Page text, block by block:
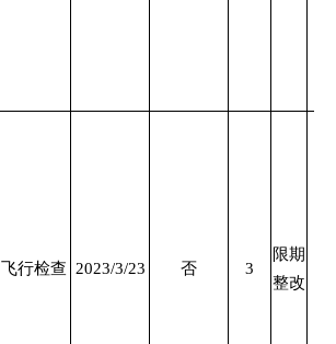
飞行检查 2023/3/23 否 3
限期
整改